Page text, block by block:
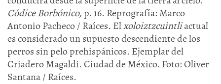
Códice Borbónico, p. 16. Reprografía: Marco
Antonio Pacheco / Raíces. Elxoloiztzcuintliactual
es considerado un supuesto descendiente de los
perros sin pelo prehispánicos. Ejemplar del
Criadero Magaldi. Ciudad de México. Foto: Oliver
Santana / Raíces.